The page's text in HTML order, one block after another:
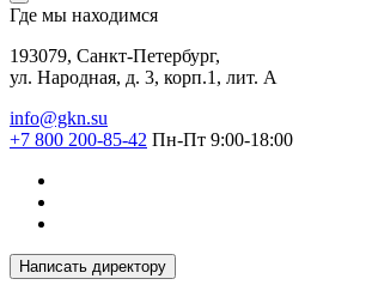
Где мы находимся
193079, Санкт-Петербург,
ул. Народная, д. 3, корп.1, лит. А
info@gkn.su
+7 800 200-85-42 Пн-Пт 9:00-18:00
Написать директору